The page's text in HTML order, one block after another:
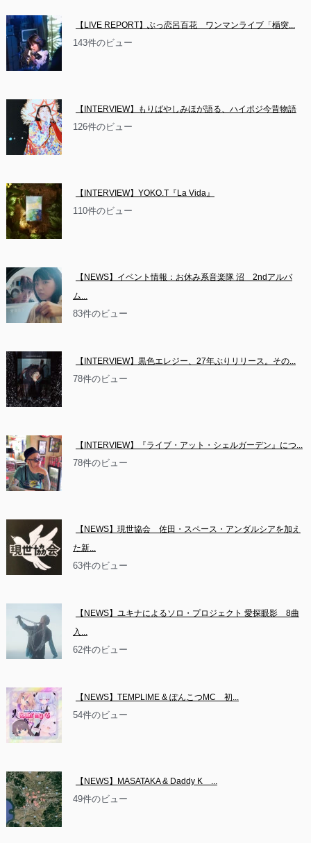
【LIVE REPORT】ぶっ恋呂百花　ワンマンライブ「楯突...
143件のビュー
【INTERVIEW】もりばやしみほが語る、ハイポジ今昔物語
126件のビュー
【INTERVIEW】YOKO.T『La Vida』
110件のビュー
【NEWS】イベント情報：お休み系音楽隊 沼　2ndアルバ
ム...
83件のビュー
【INTERVIEW】黒色エレジー、27年ぶりリリース。その...
78件のビュー
【INTERVIEW】『ライブ・アット・シェルガーデン』につ...
78件のビュー
【NEWS】現世協会　佐田・スペース・アンダルシアを加え
た新...
63件のビュー
【NEWS】ユキナによるソロ・プロジェクト 愛探眼影　8曲
入...
62件のビュー
【NEWS】TEMPLIME & ぽんこつMC　初...
54件のビュー
【NEWS】MASATAKA & Daddy K　...
49件のビュー